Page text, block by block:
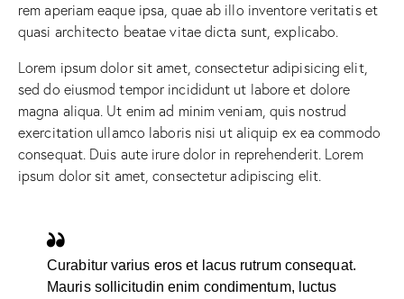
rem aperiam eaque ipsa, quae ab illo inventore veritatis et
quasi architecto beatae vitae dicta sunt, explicabo.
Lorem ipsum dolor sit amet, consectetur adipisicing elit,
sed do eiusmod tempor incididunt ut labore et dolore
magna aliqua. Ut enim ad minim veniam, quis nostrud
exercitation ullamco laboris nisi ut aliquip ex ea commodo
consequat. Duis aute irure dolor in reprehenderit. Lorem
ipsum dolor sit amet, consectetur adipiscing elit.
Curabitur varius eros et lacus rutrum consequat.
Mauris sollicitudin enim condimentum, luctus